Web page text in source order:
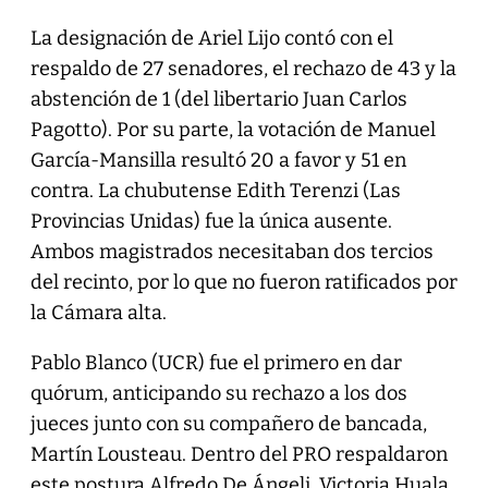
La designación de Ariel Lijo contó con el
respaldo de 27 senadores, el rechazo de 43 y la
abstención de 1 (del libertario Juan Carlos
Pagotto). Por su parte, la votación de Manuel
García-Mansilla resultó 20 a favor y 51 en
contra. La chubutense Edith Terenzi (Las
Provincias Unidas) fue la única ausente.
Ambos magistrados necesitaban dos tercios
del recinto, por lo que no fueron ratificados por
la Cámara alta.
Pablo Blanco (UCR) fue el primero en dar
quórum, anticipando su rechazo a los dos
jueces junto con su compañero de bancada,
Martín Lousteau. Dentro del PRO respaldaron